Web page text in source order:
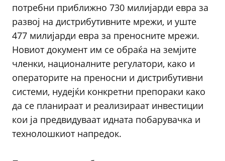
потребни приближно 730 милијарди евра за
развој на дистрибутивните мрежи, и уште
477 милијарди евра за преносните мрежи.
Новиот документ им се обраќа на земјите
членки, националните регулатори, како и
операторите на преносни и дистрибутивни
системи, нудејќи конкретни препораки како
да се планираат и реализираат инвестиции
кои ја предвидуваат идната побарувачка и
технолошкиот напредок.